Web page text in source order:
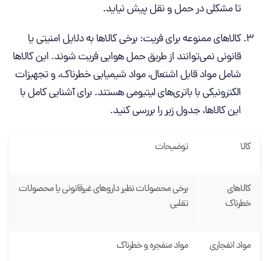
تا مشکلی در حمل ‌و نقل پیش نیاید.
کالاهای ممنوعه برای فریت: برخی کالاها به دلایل امنیتی یا
قانونی نمی‌توانند از طریق حمل هوایی فریت شوند. این کالاها
شامل مواد قابل اشتعال، مواد شیمیایی خطرناک، و تجهیزات
الکترونیکی با باتری‌های لیتیومی هستند. برای آشنایی کامل با
این کالاها، جدول زیر را بررسی کنید.
کالا توضیحات
کالاهای
خطرناک
برخی محصولات نظیر داروهای غیرقانونی یا محصولات
تقلبی
مواد انفجاری مواد منفجره و خطرناک